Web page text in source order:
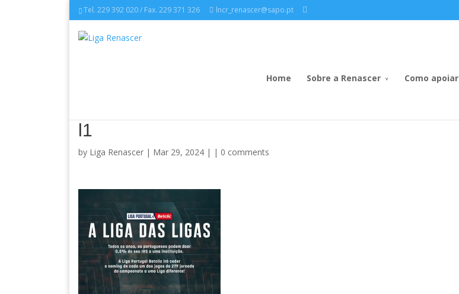
Tel. 229 392 020 / Fax. 229 371 326 lncr_renascer@sapo.pt
Home Sobre a Renascer Como apoiar
l1
by Liga Renascer | Mar 29, 2024 | | 0 comments